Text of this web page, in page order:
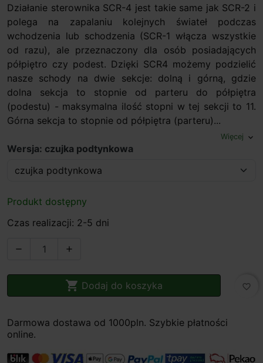
Działanie sterownika SCR-4 jest takie same jak SCR-2 i
polega na zapalaniu kolejnych świateł podczas
wchodzenia lub schodzenia (SCR-1 włącza wszystkie
od razu), ale przeznaczony dla osób posiadających
półpiętro czy podest. Dzięki SCR4 możemy podzielić
nasze schody na dwie sekcje: dolną i górną, gdzie
dolna sekcja to stopnie od parteru do półpiętra
(podestu) - maksymalna ilość stopni w tej sekcji to 11.
Górna sekcja to stopnie od półpiętra (parteru)...
Więcej expand_more
Wersja: czujka podtynkowa
Produkt dostępny
Czas realizacji: 2-5 dni
 
 Dodaj do koszyka favorite_border
Darmowa dostawa od 1000pln. Szybkie płatności
online.